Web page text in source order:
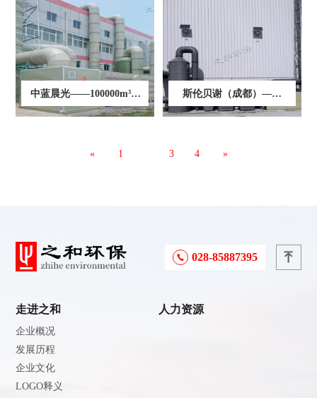
中蓝晨光——100000m³/h
纺丝废气处理项目
斯伦贝谢（成都）——
20000m³/hVOCs废气处理
« 1 3 4 »
028-85887395
走进之和
企业概况
发展历程
企业文化
LOGO释义
人力资源